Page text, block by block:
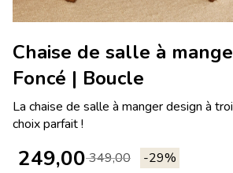
Chaise de salle à
Foncé | Boucle
La chaise de salle à manger design à
choix parfait !
-29%
349,00
249,00